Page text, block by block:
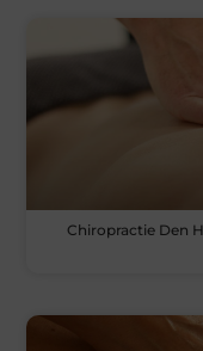
Chiropractie Den